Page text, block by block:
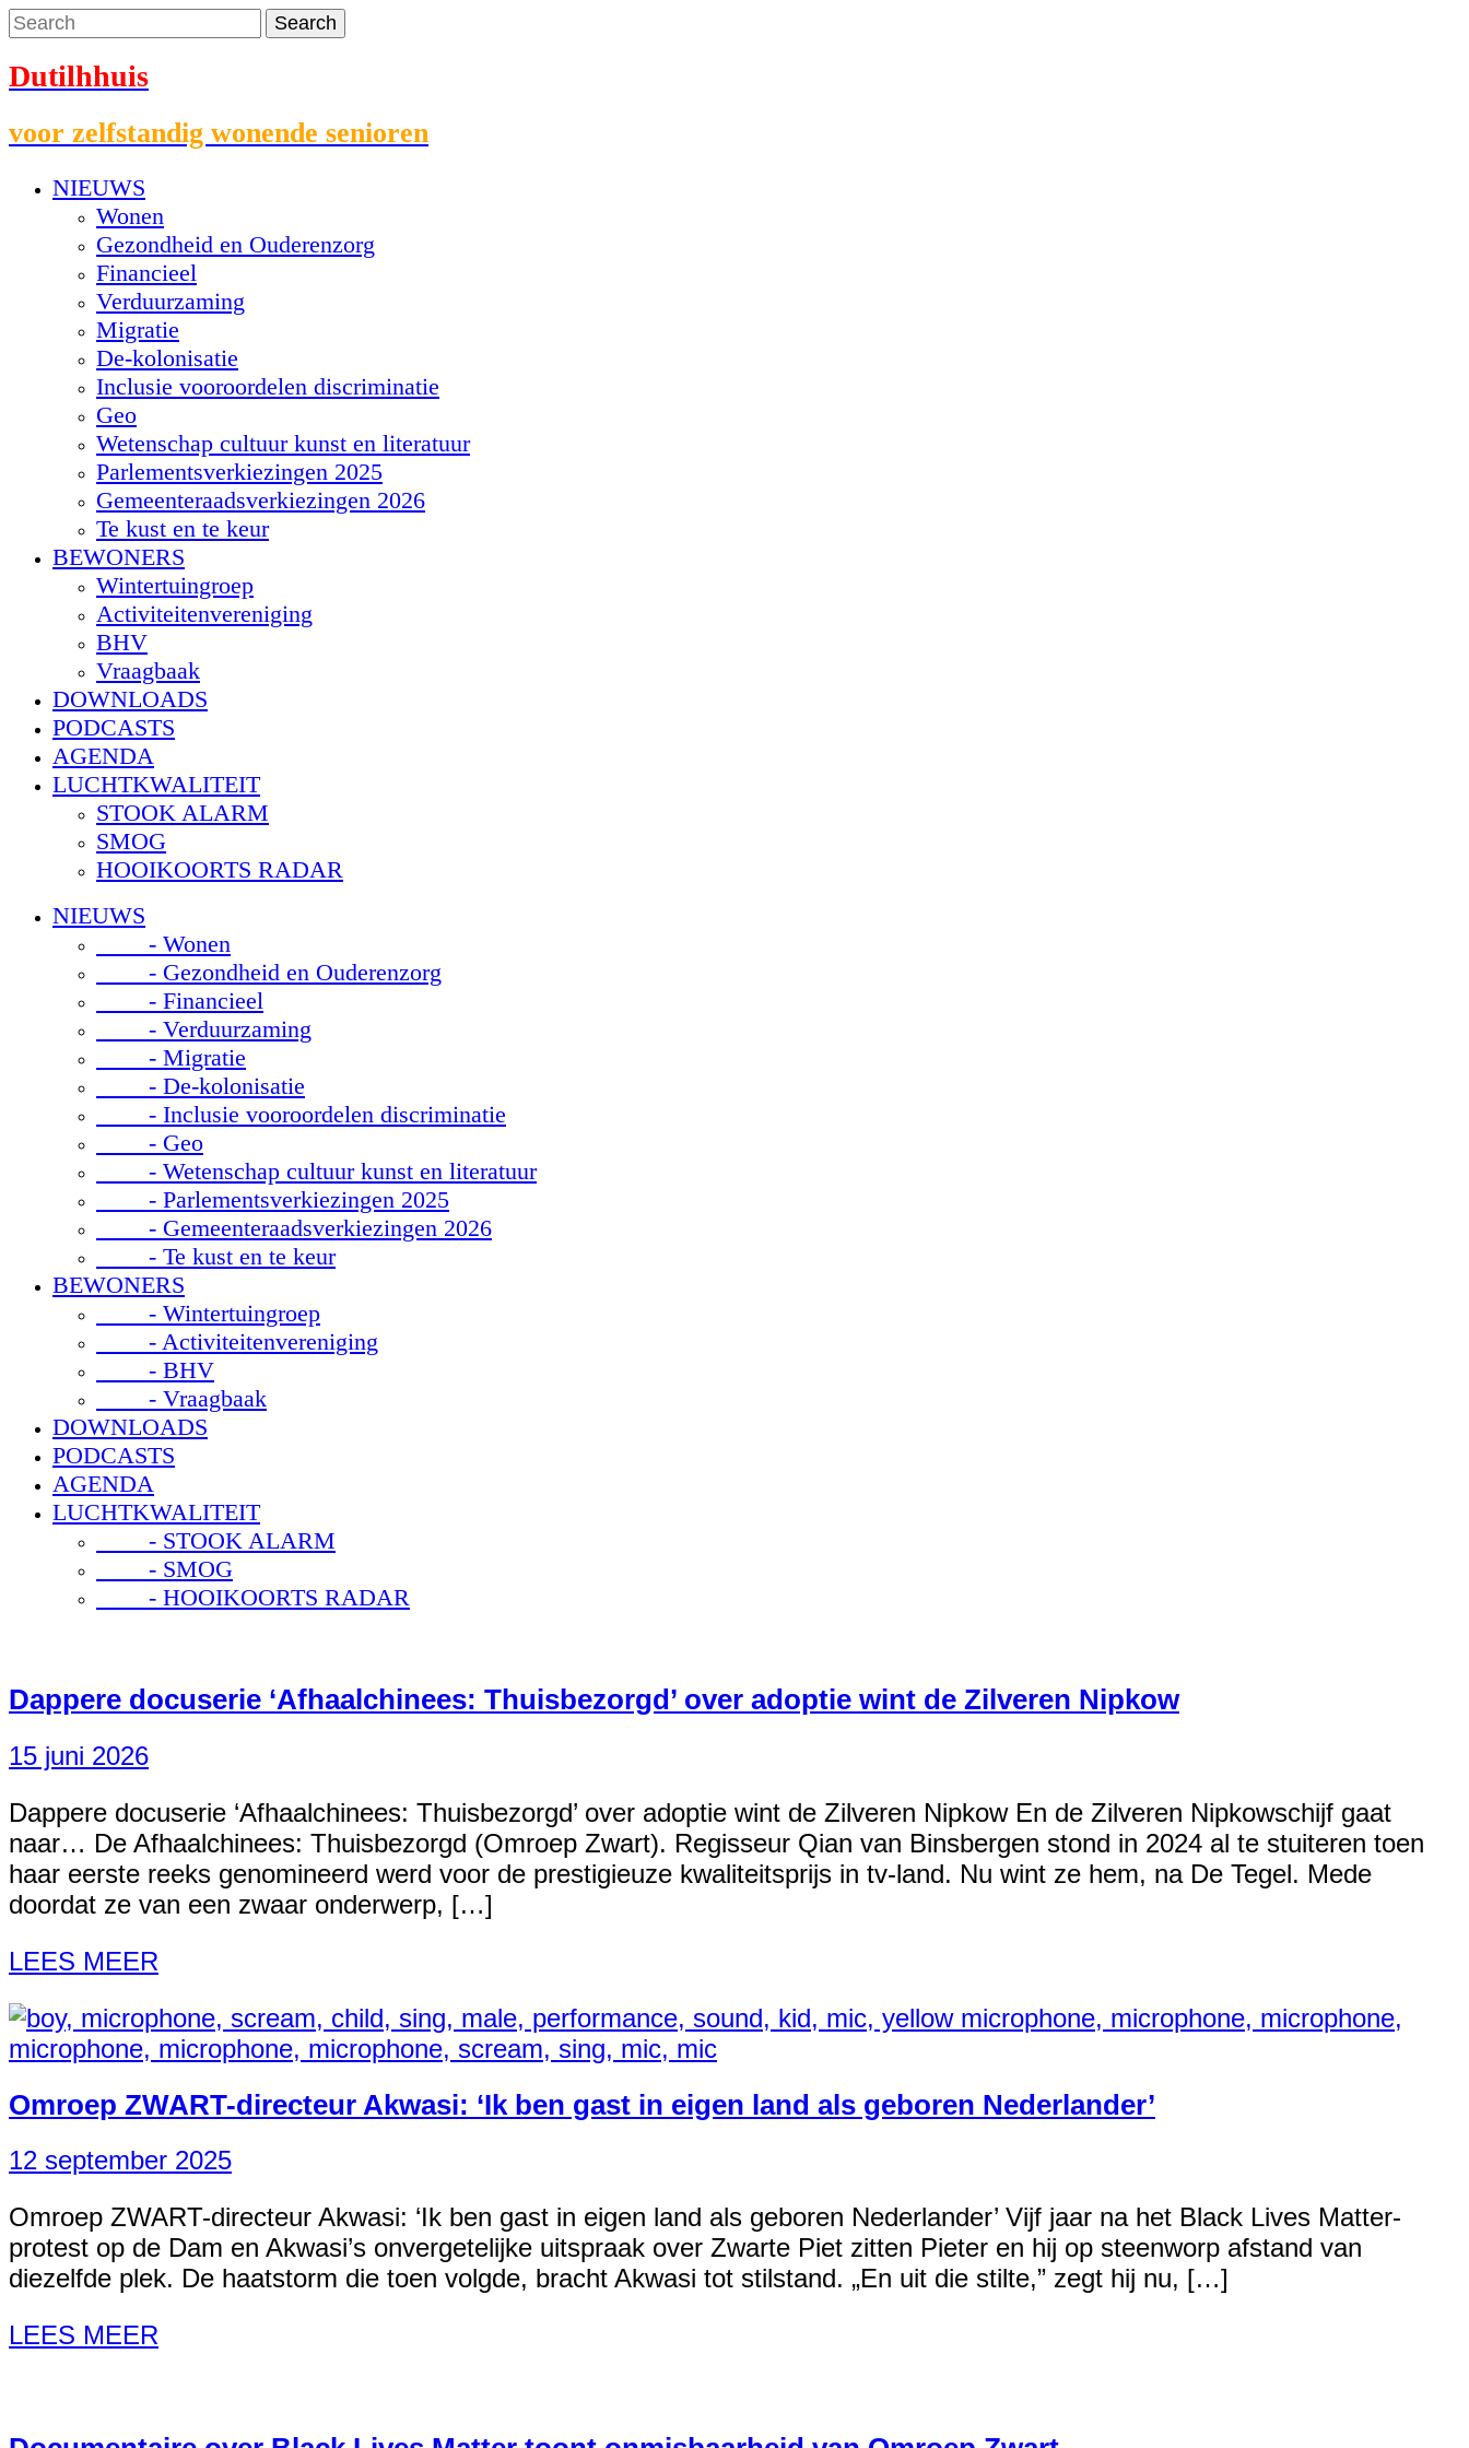
Dutilhhuis
voor zelfstandig wonende senioren
NIEUWS
Wonen
Gezondheid en Ouderenzorg
Financieel
Verduurzaming
Migratie
De-kolonisatie
Inclusie vooroordelen discriminatie
Geo
Wetenschap cultuur kunst en literatuur
Parlementsverkiezingen 2025
Gemeenteraadsverkiezingen 2026
Te kust en te keur
BEWONERS
Wintertuingroep
Activiteitenvereniging
BHV
Vraagbaak
DOWNLOADS
PODCASTS
AGENDA
LUCHTKWALITEIT
STOOK ALARM
SMOG
HOOIKOORTS RADAR
NIEUWS
- Wonen
- Gezondheid en Ouderenzorg
- Financieel
- Verduurzaming
- Migratie
- De-kolonisatie
- Inclusie vooroordelen discriminatie
- Geo
- Wetenschap cultuur kunst en literatuur
- Parlementsverkiezingen 2025
- Gemeenteraadsverkiezingen 2026
- Te kust en te keur
BEWONERS
- Wintertuingroep
- Activiteitenvereniging
- BHV
- Vraagbaak
DOWNLOADS
PODCASTS
AGENDA
LUCHTKWALITEIT
- STOOK ALARM
- SMOG
- HOOIKOORTS RADAR
Dappere docuserie ‘Afhaalchinees: Thuisbezorgd’ over adoptie wint de Zilveren Nipkow
15 juni 2026
Dappere docuserie ‘Afhaalchinees: Thuisbezorgd’ over adoptie wint de Zilveren Nipkow En de Zilveren Nipkowschijf gaat
naar… De Afhaalchinees: Thuisbezorgd (Omroep Zwart). Regisseur Qian van Binsbergen stond in 2024 al te stuiteren toen
haar eerste reeks genomineerd werd voor de prestigieuze kwaliteitsprijs in tv-land. Nu wint ze hem, na De Tegel. Mede
doordat ze van een zwaar onderwerp, […]
LEES MEER
Omroep ZWART-directeur Akwasi: ‘Ik ben gast in eigen land als geboren Nederlander’
12 september 2025
Omroep ZWART-directeur Akwasi: ‘Ik ben gast in eigen land als geboren Nederlander’ Vijf jaar na het Black Lives Matter-
protest op de Dam en Akwasi’s onvergetelijke uitspraak over Zwarte Piet zitten Pieter en hij op steenworp afstand van
diezelfde plek. De haatstorm die toen volgde, bracht Akwasi tot stilstand. „En uit die stilte,” zegt hij nu, […]
LEES MEER